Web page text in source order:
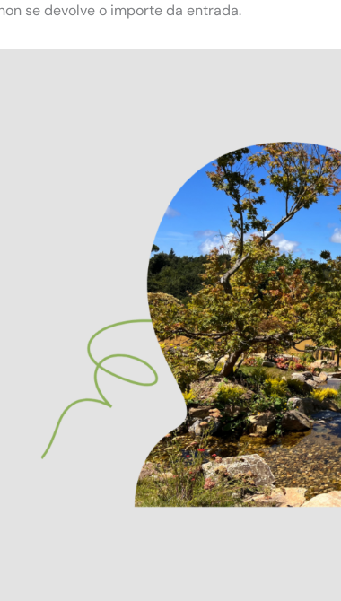
se devolve o importe da entrada.